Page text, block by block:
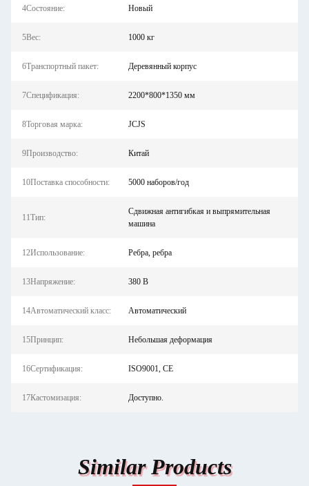
4Состояние: Новый
5Вес: 1000 кг
6Транспортный пакет: Деревянный корпус
7Спецификация: 2200*800*1350 мм
8Торговая марка: JCJS
9Производство: Китай
10Поставка способности: 5000 наборов/год
11Тип:
Сдвижная антигибкая и выпрямительная
машина
12Использование: Ребра, ребра
13Напряжение: 380 В
14Автоматический класс: Автоматический
15Принцип: Небольшая деформация
16Сертификация: ISO9001, CE
17Кастомизация: Доступно.
Similar Products